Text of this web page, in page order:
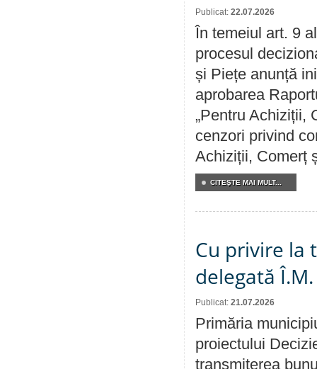
Publicat: 22.07.2026
În temeiul art. 9
procesul
și Piețe anunță
aprobarea
„Pentru Achiziții,
cenzori privind
Achiziții, Comerț
CITEŞTE MAI MULT...
Cu privire la
delegată
Publicat: 21.07.2026
Primăria
proiectului
transmiterea